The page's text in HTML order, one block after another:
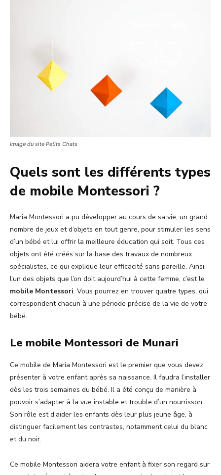
Image du site Petits Chats
Quels sont les différents types
de mobile Montessori ?
Maria Montessori a pu développer au cours de sa vie, un grand
nombre de jeux et d’objets en tout genre, pour stimuler les sens
d’un bébé et lui offrir la meilleure éducation qui soit. Tous ces
objets ont été créés sur la base des travaux de nombreux
spécialistes, ce qui explique leur efficacité sans pareille. Ainsi,
l’un des objets que l’on doit aujourd’hui à cette femme, c’est le
mobile Montessori. Vous pourrez en trouver quatre types, qui
correspondent chacun à une période précise de la vie de votre
bébé.
Le mobile Montessori de Munari
Ce mobile de Maria Montessori est le premier que vous devez
présenter à votre enfant après sa naissance. Il faudra l’installer
dès les trois semaines du bébé. Il a été conçu de manière à
pouvoir s’adapter à la vue instable et trouble d’un nourrisson.
Son rôle est d’aider les enfants dès leur plus jeune âge, à
distinguer facilement les contrastes, notamment celui du blanc
et du noir.
Ce mobile Montessori aidera votre enfant à fixer son regard sur